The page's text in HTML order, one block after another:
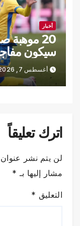
أخبار
20
سيكون
2026-2027؟
أغسطس 7, 2026
اترك تعليقاً
لن يتم نشر عنوان
مشار إليها بـ *
التعليق *